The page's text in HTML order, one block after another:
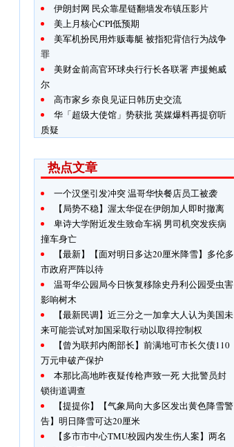
伊朗封网 民众靠星链翻墙发布镇压影片
美上月核心CPI低预期
美军机扮民用炸贩毒艇 被指犯背信行为战争
罪
美财金前高官环球央行行长各联署 声援鲍威
尔
高市家乡 奈良见证日韩历史交流
华「超级大使馆」势获批 英媒爆料再提窃听
质疑
热点文章
一个汉堡引发冲突 温哥华快餐店员工被袭
【局势不稳】渥太华促在伊朗加人即时撤离
卑诗大学附近发生致命车祸 男司机突发疾病
撞车身亡
【最新】【面对明日多达20厘米降雪】多伦多
市政府严阵以待
温哥华公园局今日恢复移除史丹利公园受虫害
影响树木
【最新民调】近三分之一加拿大人认为美国未
来可能尝试对加国采取行动以取得控制权
【曾为联邦内阁部长】前满地可市长欠债110
万元申破产保护
本那比高地昨夜疑传枪声致一死 大批警员封
锁街道调查
【提提你】【气象局向大多区发出黄色降雪警
告】明日降雪可达20厘米
【多市市中心TMU校园内发生伤人案】两名